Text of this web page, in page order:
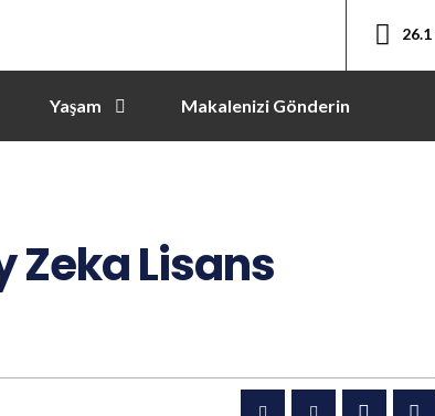
26.1
Yaşam Makalenizi Gönderin
Zeka Lisans